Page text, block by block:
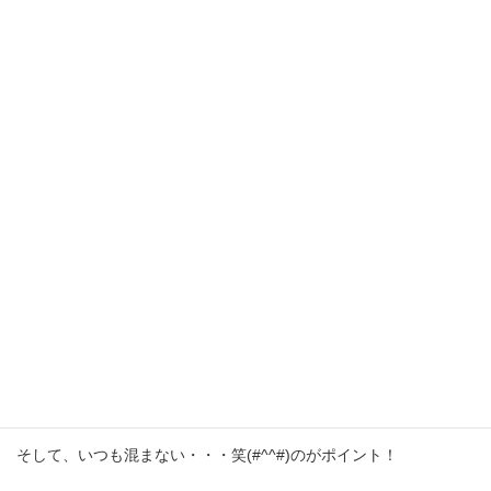
そして、いつも混まない・・・笑(#^^#)のがポイント！